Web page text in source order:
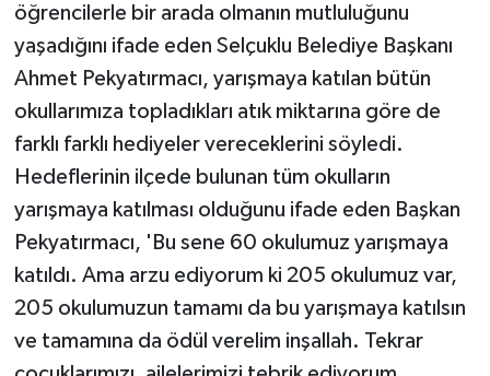
öğrencilerle bir arada olmanın mutluluğunu
yaşadığını ifade eden Selçuklu Belediye Başkanı
Ahmet Pekyatırmacı, yarışmaya katılan bütün
okullarımıza topladıkları atık miktarına göre de
farklı farklı hediyeler vereceklerini söyledi.
Hedeflerinin ilçede bulunan tüm okulların
yarışmaya katılması olduğunu ifade eden Başkan
Pekyatırmacı, 'Bu sene 60 okulumuz yarışmaya
katıldı. Ama arzu ediyorum ki 205 okulumuz var,
205 okulumuzun tamamı da bu yarışmaya katılsın
ve tamamına da ödül verelim inşallah. Tekrar